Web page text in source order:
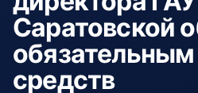
Саратовской
средств